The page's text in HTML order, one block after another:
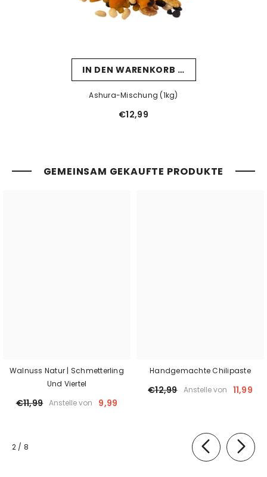
IN DEN WARENKORB LEGEN
Ashura-Mischung (1kg)
€12,99
GEMEINSAM GEKAUFTE PRODUKTE
Walnuss Natur | Schmetterling
Und Viertel
€11,99 Anstelle von 9,99
Handgemachte Chilipaste
€12,99 Anstelle von 11,99
2 / von
8